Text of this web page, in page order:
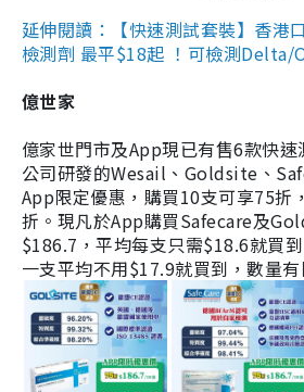
延伸閱讀：【快速測試套裝】香港
檢測劑 最平$18起 ！可檢測Delta/
億世家
億家世門市及App現已有售6款快
公司研發的Wesail、Goldsite、
App限定優惠，購買10支可享75折
折。現凡於App購買Safecare及
$186.7，平均每支只需$18.6就買
一支平均不用$17.9就買到，數量有